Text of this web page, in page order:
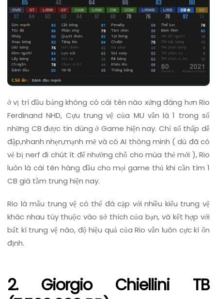
ở vị trí đầu bảng không có cái tên nào xứng đáng hơn Rio
Ferdinand NHD, Cựu trung vệ của MU vẫn là 1 trong số
những CB được tin dùng ở Game hiện nay. Chỉ số thấp dễ
đập,nhanh nhẹn,mạnh mẽ và có AI thông minh ( dù đã có
vẻ bị nerf đi chút ít để nhường chỗ cho mùa thẻ mới ), Rio
luôn là cái tên hàng đầu cho mọi game thủ khi cần tìm 1
CB giá tầm trung hiện nay.
Rio là mẫu trung vệ có thể đá cặp với nhiều kiểu trung vệ
khác nhau tùy thuộc vào sở thích của bạn, và kết hợp với
bất kì trung vệ nào, độ hiệu quả của Rio vẫn luôn cực kì ổn
định.
2. Giorgio Chiellini TB